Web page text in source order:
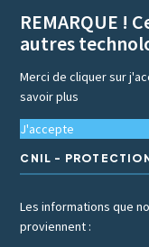
REMARQUE !
autres
Merci de cliquer sur
savoir plus
J'accepte
CNIL -
Les informations que
proviennent :